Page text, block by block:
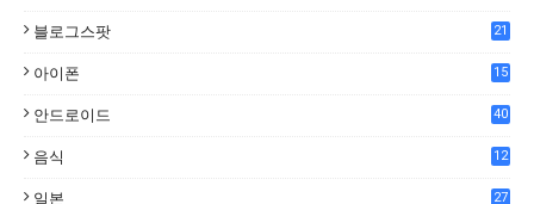
블로그스팟 21
아이폰 15
안드로이드 40
음식
12
일본 27